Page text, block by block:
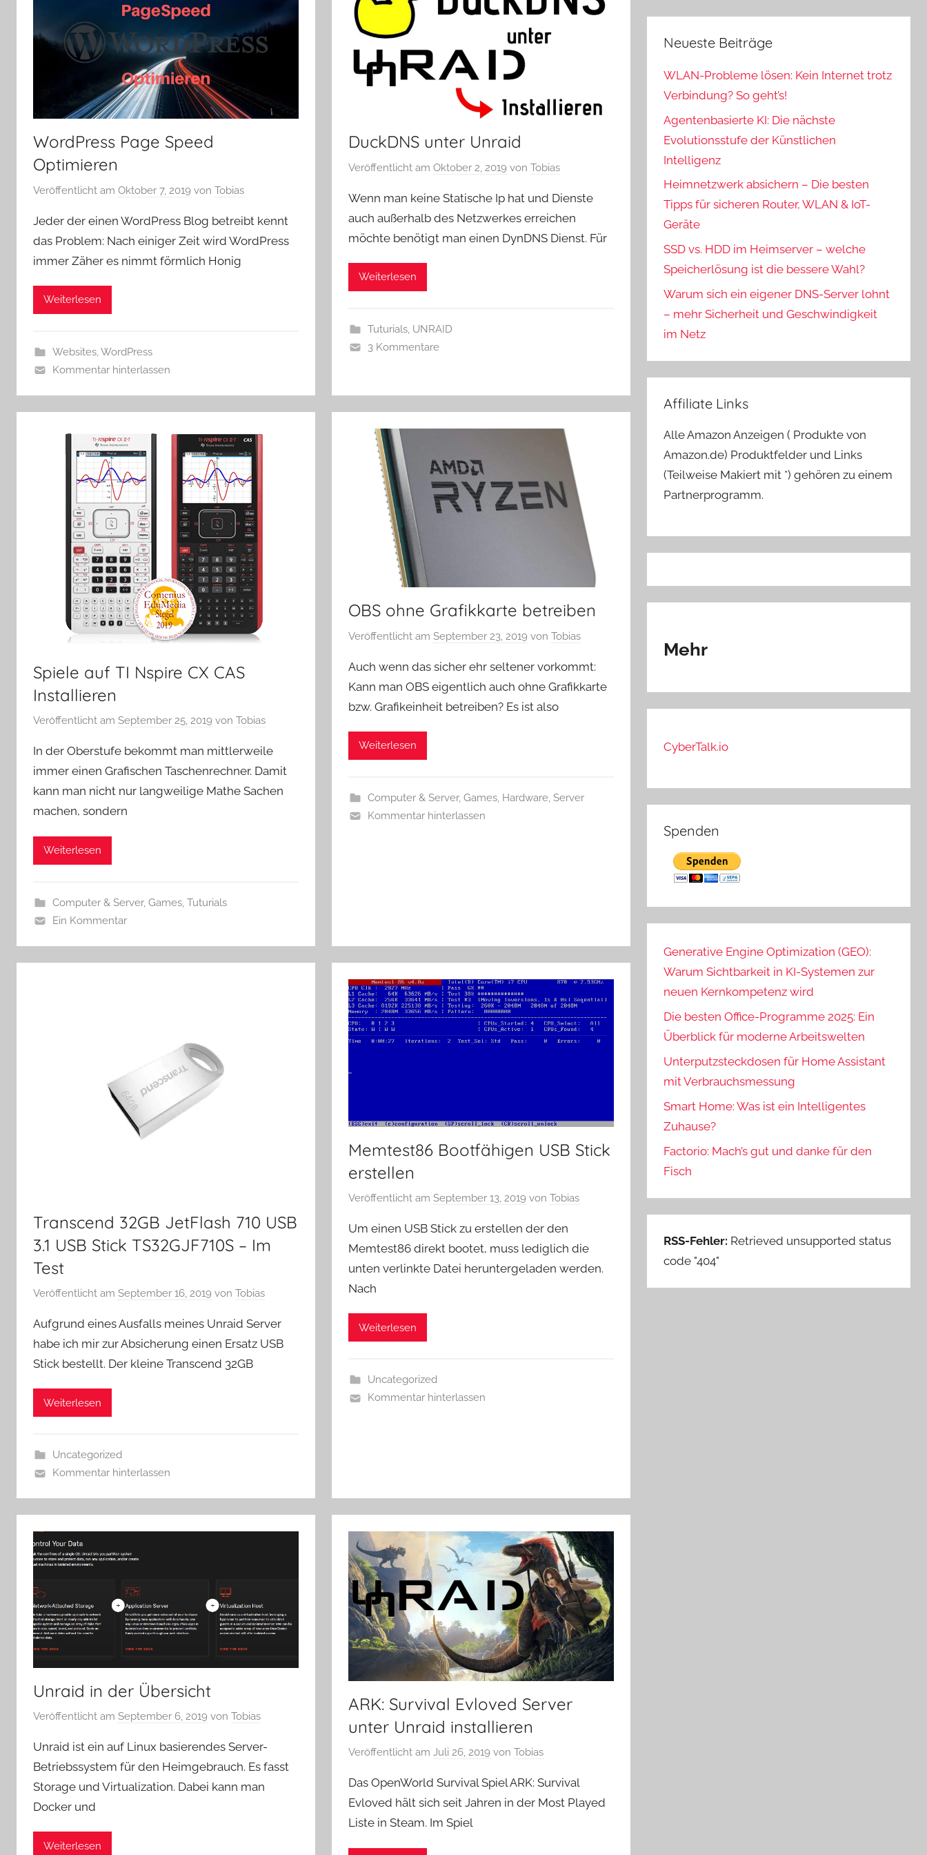
WordPress Page Speed
Optimieren
Veröffentlicht am Oktober 7, 2019 von Tobias
Jeder der einen WordPress Blog betreibt kennt
das Problem: Nach einiger Zeit wird WordPress
immer Zäher es nimmt förmlich Honig
Weiterlesen
Websites,WordPress
Kommentar hinterlassen
DuckDNS unter Unraid
Veröffentlicht amOktober 2, 2019 vonTobias
Wenn man keine Statische Ip hat und Dienste
auch außerhalb des Netzwerkes erreichen
möchte benötigt man einen DynDNS Dienst. Für
Weiterlesen
Tuturials, UNRAID
3 Kommentare
Spiele auf TI Nspire CX CAS
Installieren
Veröffentlicht am September 25, 2019 von Tobias
In der Oberstufe bekommt man mittlerweile
immer einen Grafischen Taschenrechner. Damit
kann man nicht nur langweilige Mathe Sachen
machen, sondern
Weiterlesen
Computer & Server, Games, Tuturials
Ein Kommentar
OBS ohne Grafikkarte betreiben
Veröffentlicht amSeptember 23, 2019 vonTobias
Auch wenn das sicher ehr seltener vorkommt:
Kann man OBS eigentlich auch ohne Grafikkarte
bzw. Grafikeinheit betreiben? Es ist also
Weiterlesen
Computer & Server, Games, Hardware, Server
Kommentar hinterlassen
Transcend 32GB JetFlash 710 USB
3.1 USB Stick TS32GJF710S – Im
Test
Veröffentlicht am September 16, 2019 von Tobias
Aufgrund eines Ausfalls meines Unraid Server
habe ich mir zur Absicherung einen Ersatz USB
Stick bestellt. Der kleine Transcend 32GB
Weiterlesen
Uncategorized
Kommentar hinterlassen
Memtest86 Bootfähigen USB Stick
erstellen
Veröffentlicht amSeptember 13, 2019 vonTobias
Um einen USB Stick zu erstellen der den
Memtest86 direkt bootet, muss lediglich die
unten verlinkte Datei heruntergeladen werden.
Nach
Weiterlesen
Uncategorized
Kommentar hinterlassen
Unraid in der Übersicht
Veröffentlicht am September 6, 2019 von Tobias
Unraid ist ein auf Linux basierendes Server-
Betriebssystem für den Heimgebrauch. Es fasst
Storage und Virtualization. Dabei kann man
Docker und
Weiterlesen
ARK: Survival Evloved Server
unter Unraid installieren
Veröffentlicht amJuli 26, 2019 vonTobias
Das OpenWorld Survival Spiel ARK: Survival
Evloved hält sich seit Jahren in der Most Played
Liste in Steam. Im Spiel
Neueste Beiträge
WLAN-Probleme lösen: Kein Internet trotz
Verbindung? So geht’s!
Agentenbasierte KI: Die nächste
Evolutionsstufe der Künstlichen
Intelligenz
Heimnetzwerk absichern – Die besten
Tipps für sicheren Router, WLAN & IoT-
Geräte
SSD vs. HDD im Heimserver – welche
Speicherlösung ist die bessere Wahl?
Warum sich ein eigener DNS-Server lohnt
– mehr Sicherheit und Geschwindigkeit
im Netz
Affiliate Links
Alle Amazon Anzeigen ( Produkte von
Amazon.de) Produktfelder und Links
(Teilweise Makiert mit *) gehören zu einem
Partnerprogramm.
Mehr
CyberTalk.io
Spenden
Generative Engine Optimization (GEO):
Warum Sichtbarkeit in KI-Systemen zur
neuen Kernkompetenz wird
Die besten Office-Programme 2025: Ein
Überblick für moderne Arbeitswelten
Unterputzsteckdosen für Home Assistant
mit Verbrauchsmessung
Smart Home: Was ist ein Intelligentes
Zuhause?
Factorio: Mach’s gut und danke für den
Fisch
RSS-Fehler: Retrieved unsupported status
code "404"